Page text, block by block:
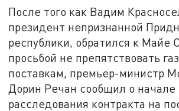
После того как Вадим
президент непризнанной
республики, обратился к Майе
просьбой не препятствовать
поставкам, премьер-министр
Дорин Речан сообщил о начале
расследования контракта на